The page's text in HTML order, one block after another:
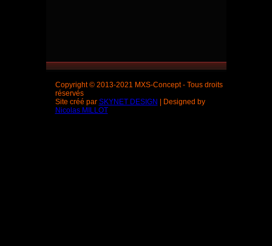
Copyright © 2013-2021 MXS-Concept - Tous droits
réservés
Site créé par SKYNET DESIGN
| Designed by
Nicolas MILLOT